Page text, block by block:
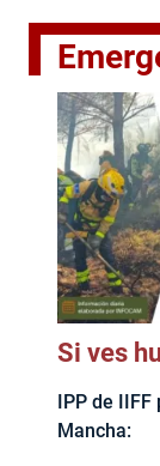
Si ves
IPP de
Mancha: